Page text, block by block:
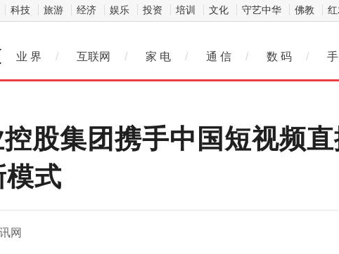
科技 旅游 经济 娱乐 投资 培训 文化 守艺中华 佛教
业 界 / 互联网 / 家 电 / 通 信 / 数 码 /
股集团携手中国短视频
式
网